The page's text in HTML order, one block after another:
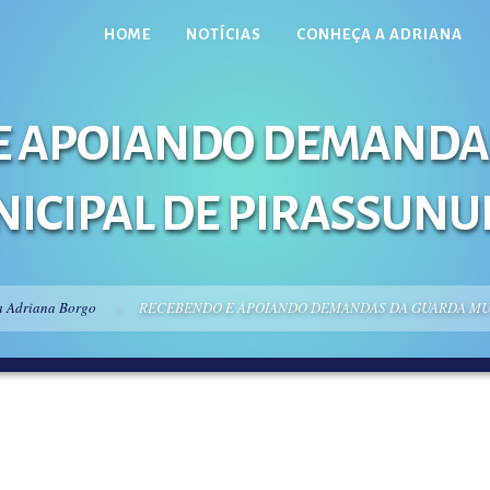
HOME NOTÍCIAS CONHEÇA A ADRIANA
APOIANDO
DE
Adriana Borgo RECEBENDO E APOIANDO DEMANDAS DA GUARDA